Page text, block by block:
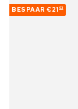
BESPAAR €21 03